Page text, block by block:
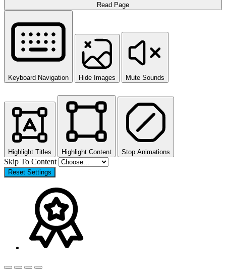
Read Page
Keyboard Navigation Hide Images Mute Sounds
Highlight Titles Highlight Content Stop Animations
Skip To Content
Reset Settings